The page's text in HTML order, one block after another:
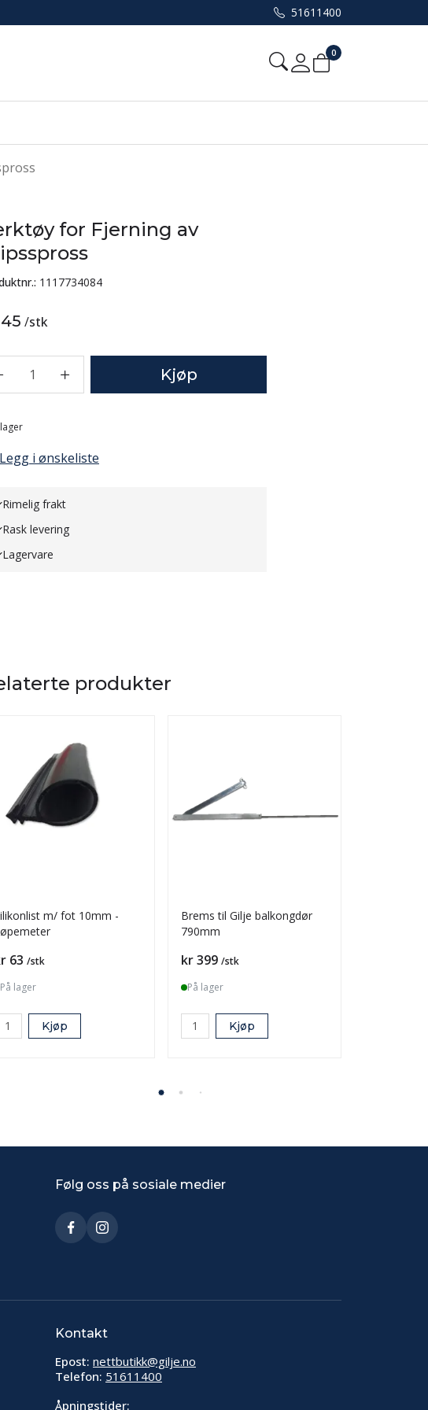
51611400
Mine sider
0
for Fjerning av
1117734084
/stk
1 Kjøp
Legg i ønskeliste
Rimelig frakt
Rask levering
Lagervare
produkter
m/ fot 10mm -
63 /stk
På lager
Kjøp
Brems til Gilje balkongdør
790mm
Pris
kr 399 /stk
På lager
Kjøp
Følg oss på sosiale medier
Kontakt
Epost: nettbutikk@gilje.no
Telefon: 51611400
Åpningstider: